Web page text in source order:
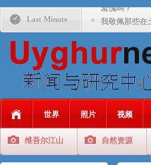
Last Minute
羞愧嗎？
我敬佩那些在
基辛格与中国
年的百年關係
大一统情结
伊利夏提：在
世界 照片 视频
维吾尔江山 自然资源